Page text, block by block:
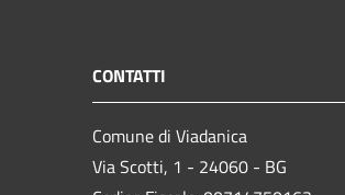
CONTATTI
Comune di Viadanica
Via Scotti, 1 - 24060 - BG